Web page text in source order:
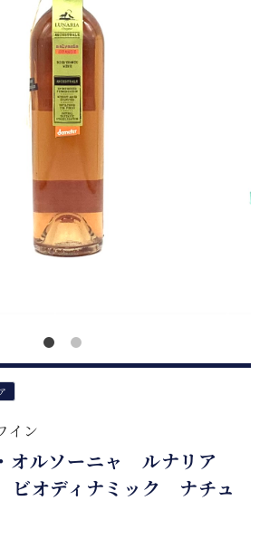
イン
オルソーニャ ルナリア
オディナミック ナチュ